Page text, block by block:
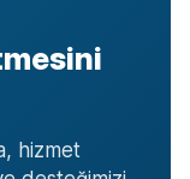
hizmet